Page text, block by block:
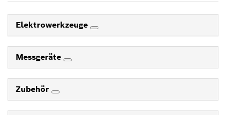
Elektrowerkzeuge
Messgeräte
Zubehör